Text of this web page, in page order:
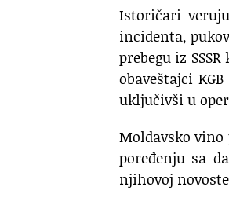
Istoričari
incidenta,
prebegu iz
obaveštajci
uključivši u
Moldavsko
poređenju sa
njihovoj